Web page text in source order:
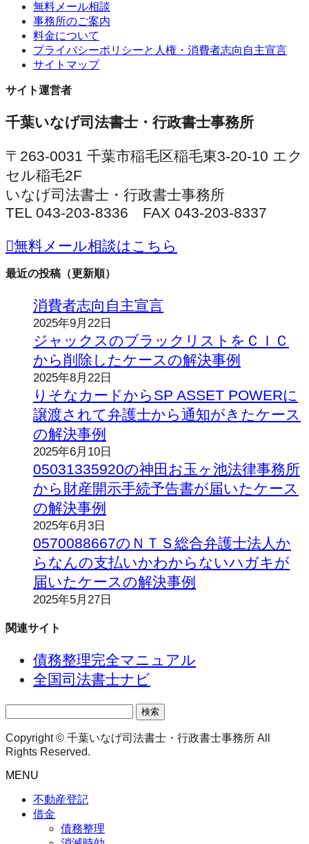
無料メール相談
事務所のご案内
料金について
プライバシーポリシーと人権・消費者志向自主宣言
サイトマップ
サイト運営者
千葉いなげ司法書士・行政書士事務所
〒263-0031 千葉市稲毛区稲毛東3-20-10 エク
セル稲毛2F
いなげ司法書士・行政書士事務所
TEL 043-203-8336 FAX 043-203-8337
無料メール相談はこちら
最近の投稿（更新順）
消費者志向自主宣言
2025年9月22日
ジャックスのブラックリストをＣＩＣ
から削除したケースの解決事例
2025年8月22日
りそなカードからSP ASSET POWERに
譲渡されて弁護士から通知がきたケース
の解決事例
2025年6月10日
05031335920の神田お玉ヶ池法律事務所
から財産開示手続予告書が届いたケース
の解決事例
2025年6月3日
0570088667のＮＴＳ総合弁護士法人か
らなんの支払いかわからないハガキが
届いたケースの解決事例
2025年5月27日
関連サイト
債務整理完全マニュアル
全国司法書士ナビ
Copyright © 千葉いなげ司法書士・行政書士事務所 All
Rights Reserved.
MENU
不動産登記
借金
債務整理